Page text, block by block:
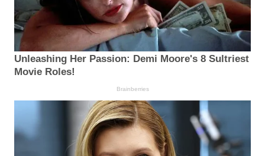
Unleashing Her Passion: Demi Moore's 8 Sultriest
Movie Roles!
Brainberries